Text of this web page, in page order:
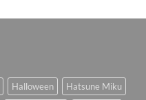
Halloween
Hatsune Miku